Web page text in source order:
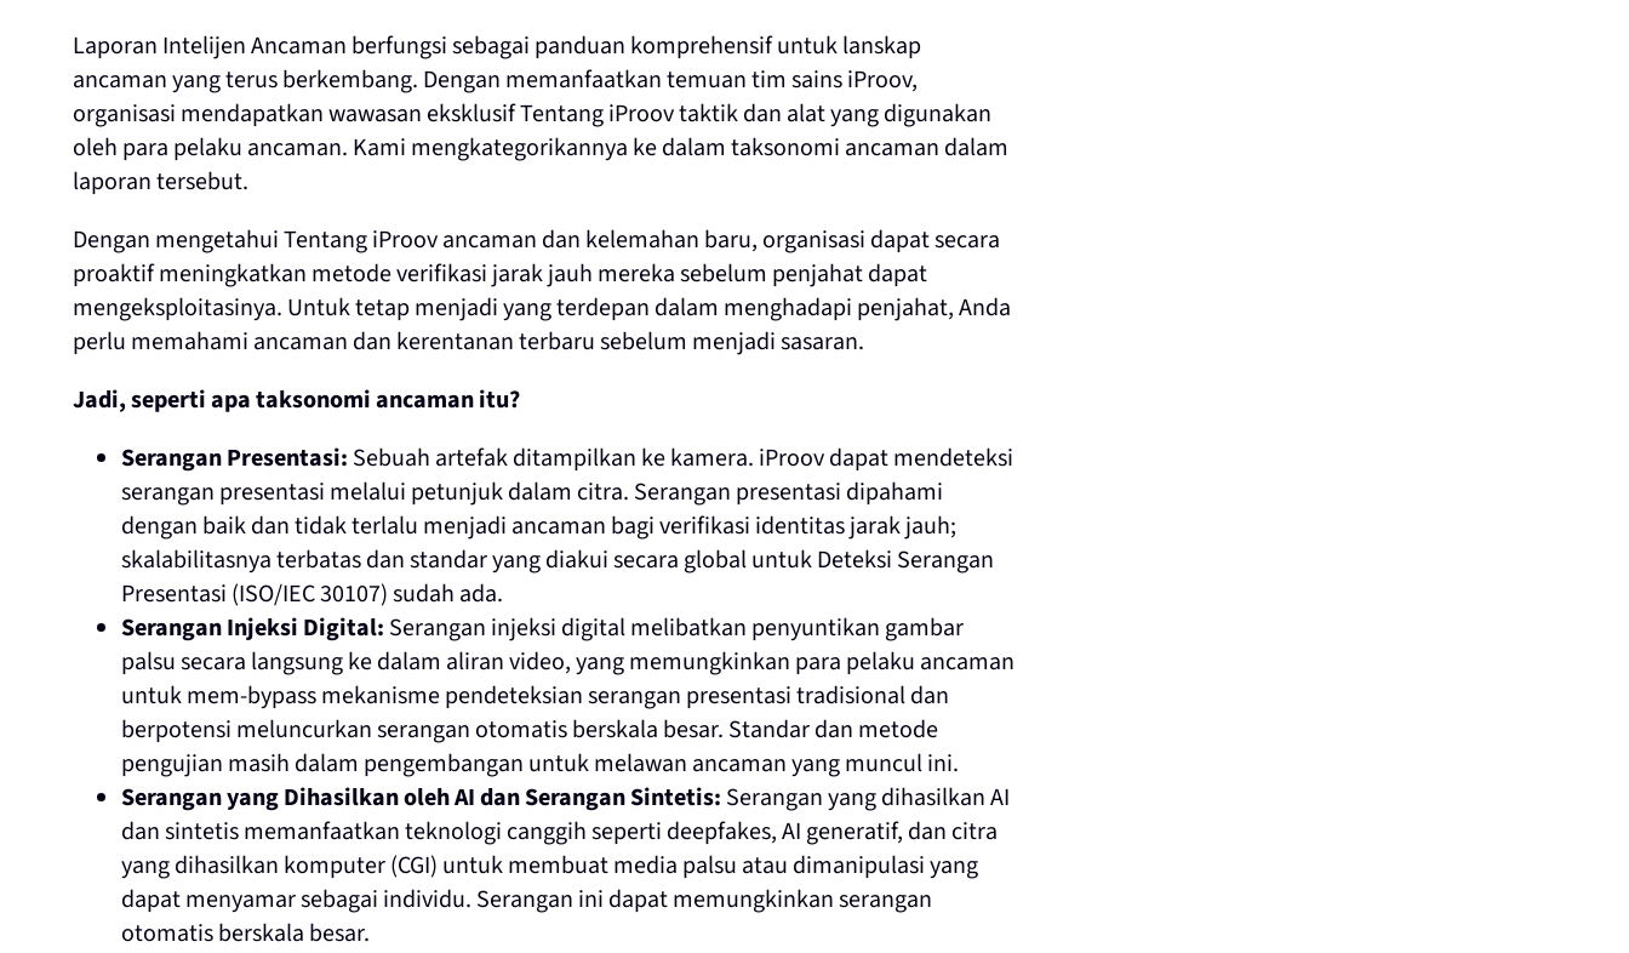
Laporan Intelijen Ancaman berfungsi sebagai panduan komprehensif untuk lanskap
ancaman yang terus berkembang. Dengan memanfaatkan temuan tim sains iProov,
organisasi mendapatkan wawasan eksklusif Tentang iProov taktik dan alat yang digunakan
oleh para pelaku ancaman. Kami mengkategorikannya ke dalam taksonomi ancaman dalam
laporan tersebut.
Dengan mengetahui Tentang iProov ancaman dan kelemahan baru, organisasi dapat secara
proaktif meningkatkan metode verifikasi jarak jauh mereka sebelum penjahat dapat
mengeksploitasinya. Untuk tetap menjadi yang terdepan dalam menghadapi penjahat, Anda
perlu memahami ancaman dan kerentanan terbaru sebelum menjadi sasaran.
Jadi, seperti apa taksonomi ancaman itu?
Serangan Presentasi: Sebuah artefak ditampilkan ke kamera. iProov dapat mendeteksi
serangan presentasi melalui petunjuk dalam citra. Serangan presentasi dipahami
dengan baik dan tidak terlalu menjadi ancaman bagi verifikasi identitas jarak jauh;
skalabilitasnya terbatas dan standar yang diakui secara global untuk Deteksi Serangan
Presentasi (ISO/IEC 30107) sudah ada.
Serangan Injeksi Digital: Serangan injeksi digital melibatkan penyuntikan gambar
palsu secara langsung ke dalam aliran video, yang memungkinkan para pelaku ancaman
untuk mem-bypass mekanisme pendeteksian serangan presentasi tradisional dan
berpotensi meluncurkan serangan otomatis berskala besar. Standar dan metode
pengujian masih dalam pengembangan untuk melawan ancaman yang muncul ini.
Serangan yang Dihasilkan oleh AI dan Serangan Sintetis: Serangan yang dihasilkan AI
dan sintetis memanfaatkan teknologi canggih seperti deepfakes, AI generatif, dan citra
yang dihasilkan komputer (CGI) untuk membuat media palsu atau dimanipulasi yang
dapat menyamar sebagai individu. Serangan ini dapat memungkinkan serangan
otomatis berskala besar.